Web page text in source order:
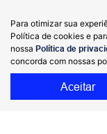
Para otimizar sua
Política de cookies e
nossa Política de
concorda com nossas
Aceitar